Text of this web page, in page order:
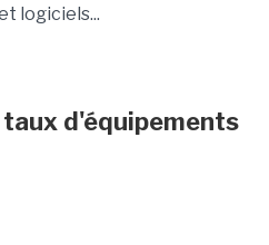
logiciels...
d'équipements